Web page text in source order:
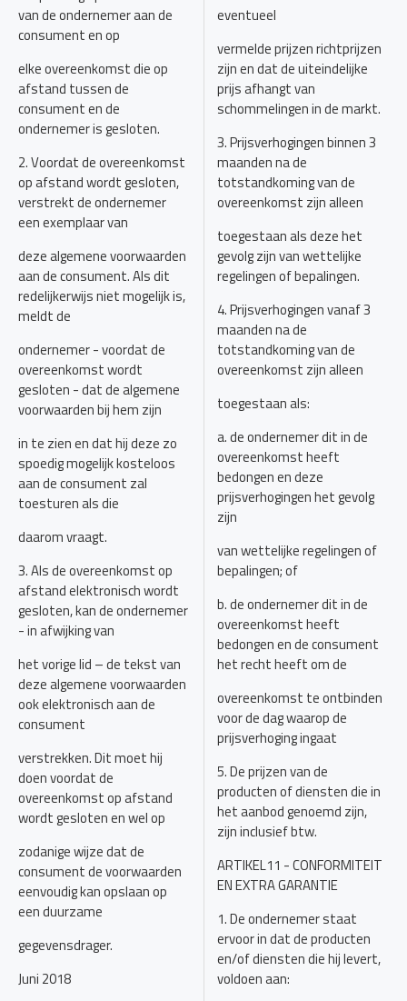
van de ondernemer aan de
consument en op
elke overeenkomst die op
afstand tussen de
consument en de
ondernemer is gesloten.
2. Voordat de overeenkomst
op afstand wordt gesloten,
verstrekt de ondernemer
een exemplaar van
deze algemene voorwaarden
aan de consument. Als dit
redelijkerwijs niet mogelijk is,
meldt de
ondernemer - voordat de
overeenkomst wordt
gesloten - dat de algemene
voorwaarden bij hem zijn
in te zien en dat hij deze zo
spoedig mogelijk kosteloos
aan de consument zal
toesturen als die
daarom vraagt.
3. Als de overeenkomst op
afstand elektronisch wordt
gesloten, kan de ondernemer
- in afwijking van
het vorige lid – de tekst van
deze algemene voorwaarden
ook elektronisch aan de
consument
verstrekken. Dit moet hij
doen voordat de
overeenkomst op afstand
wordt gesloten en wel op
zodanige wijze dat de
consument de voorwaarden
eenvoudig kan opslaan op
een duurzame
gegevensdrager.
Juni 2018
eventueel
vermelde prijzen richtprijzen
zijn en dat de uiteindelijke
prijs afhangt van
schommelingen in de markt.
3. Prijsverhogingen binnen 3
maanden na de
totstandkoming van de
overeenkomst zijn alleen
toegestaan als deze het
gevolg zijn van wettelijke
regelingen of bepalingen.
4. Prijsverhogingen vanaf 3
maanden na de
totstandkoming van de
overeenkomst zijn alleen
toegestaan als:
a. de ondernemer dit in de
overeenkomst heeft
bedongen en deze
prijsverhogingen het gevolg
zijn
van wettelijke regelingen of
bepalingen; of
b. de ondernemer dit in de
overeenkomst heeft
bedongen en de consument
het recht heeft om de
overeenkomst te ontbinden
voor de dag waarop de
prijsverhoging ingaat
5. De prijzen van de
producten of diensten die in
het aanbod genoemd zijn,
zijn inclusief btw.
ARTIKEL11 - CONFORMITEIT
EN EXTRA GARANTIE
1. De ondernemer staat
ervoor in dat de producten
en/of diensten die hij levert,
voldoen aan: